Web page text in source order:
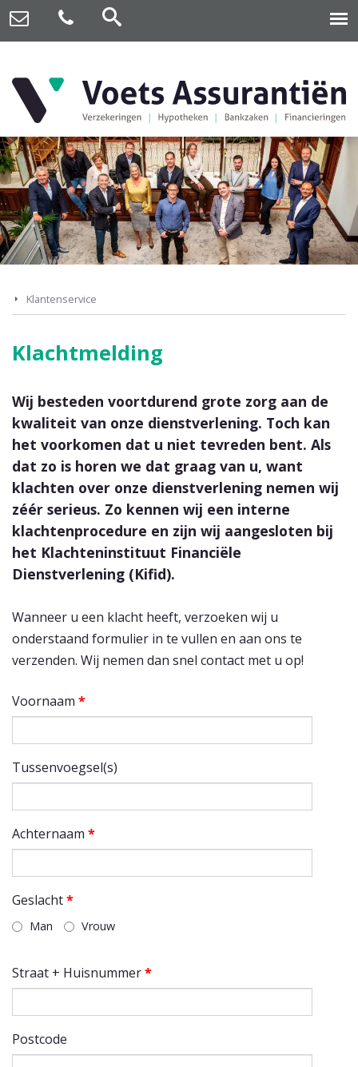
Klantenservice
Klachtmelding
Wij besteden voortdurend grote zorg aan de
kwaliteit van onze dienstverlening. Toch kan
het voorkomen dat u niet tevreden bent. Als
dat zo is horen we dat graag van u, want
klachten over onze dienstverlening nemen wij
zéér serieus. Zo kennen wij een interne
klachtenprocedure en zijn wij aangesloten bij
het Klachteninstituut Financiële
Dienstverlening (Kifid).
Wanneer u een klacht heeft, verzoeken wij u
onderstaand formulier in te vullen en aan ons te
verzenden. Wij nemen dan snel contact met u op!
Voornaam *
Tussenvoegsel(s)
Achternaam *
Geslacht*
Man Vrouw
Straat + Huisnummer*
Postcode